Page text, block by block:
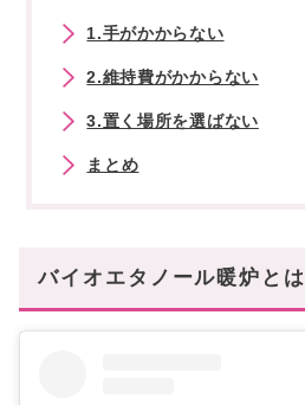
1.手がかからない
2.維持費がかからない
3.置く場所を選ばない
まとめ
バイオエタノール暖炉とは